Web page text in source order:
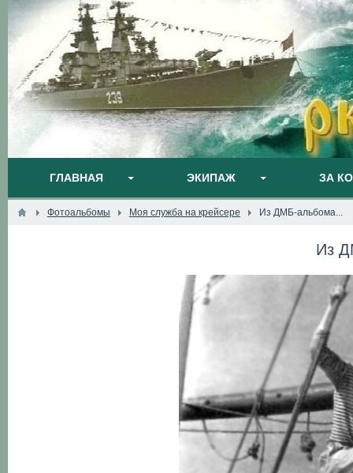
ГЛАВНАЯ ЭКИПАЖ ЗА
Фотоальбомы Моя служба на крейсере Из ДМБ-альбома...
Из